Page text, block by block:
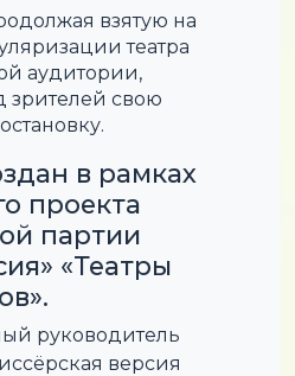
взятую на
театра
аудитории,
зрителей свою
в рамках
проекта
партии
«Театры
руководитель
версия